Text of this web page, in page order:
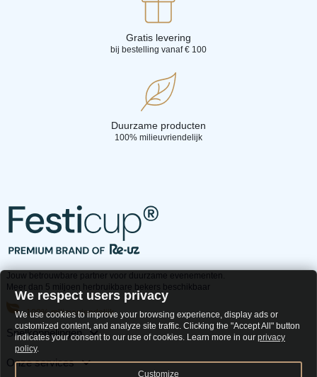
Gratis levering
bij bestelling vanaf € 100
Duurzame producten
100% milieuvriendelijk
Jouw betrouwbare partner voor duurzame evenementen.
Meer dan 5 miljoen herbruikbare bekers beschikbaar
100% milieuvriendelijk
Snelkoppelingen
Onze services
We respect users privacy
We use cookies to improve your browsing experience, display ads or
customized content, and analyze site traffic. Clicking the "Accept All" button
indicates your consent to our use of cookies. Learn more in our privacy
policy.
Customize